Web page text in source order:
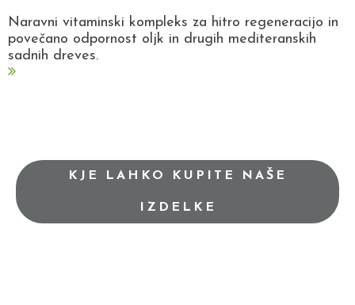
Naravni vitaminski kompleks za hitro regeneracijo in
povečano odpornost oljk in drugih mediteranskih
sadnih dreves.
KJE LAHKO KUPITE NAŠE
IZDELKE